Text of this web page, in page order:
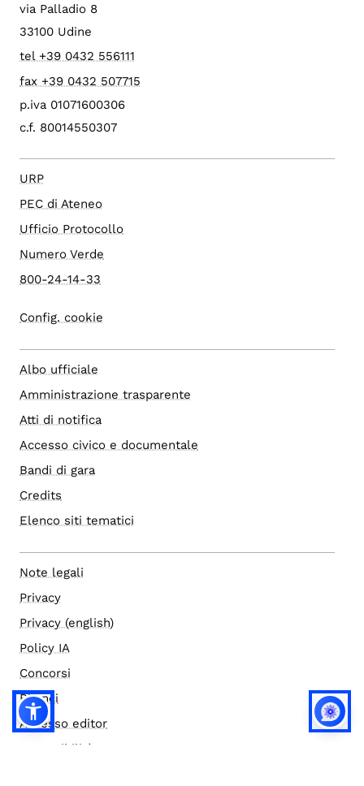
via Palladio 8
33100 Udine
tel +39 0432 556111
fax +39 0432 507715
p.iva 01071600306
c.f. 80014550307
URP
PEC di Ateneo
Ufficio Protocollo
Numero Verde
800-24-14-33
Config. cookie
Albo ufficiale
Amministrazione trasparente
Atti di notifica
Accesso civico e documentale
Bandi di gara
Credits
Elenco siti tematici
Note legali
Privacy
Privacy (english)
Policy IA
Concorsi
Bilanci
Accesso editor
Accessibilità